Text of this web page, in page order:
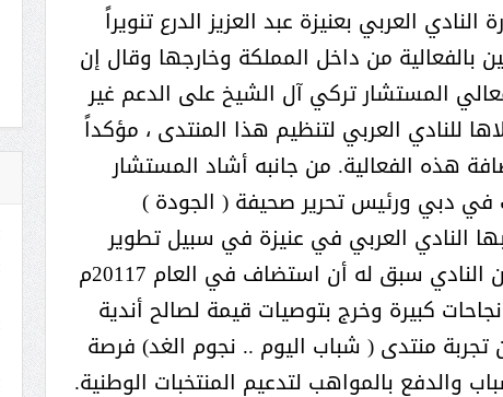
العربي بعنيزة عبد العزيز الدرع تنويراً
بالفعالية من داخل المملكة وخارجها وقال إن
المستشار تركي آل الشيخ على الدعم غير
للنادي العربي لتنظيم هذا المنتدى ، مؤكداً
هذه الفعالية. من جانبه أشاد المستشار
في دبي ورئيس تحرير صحيفة ( الجودة )
النادي العربي في عنيزة في سبيل تطوير
ورفعة الرياضة بالمملكة بجميع المناطق مشيراً إلى أن النادي سبق له أن استضاف في العام 20117م
كبيرة وخرج بتوصيات قيمة لصالح أندية
منتدى ( شباب اليوم .. نجوم الغد) فرصة
والدفع بالمواهب لتدعيم المنتخبات الوطنية.
أ.د. فهد المغلوث ) .. رجل لايعرف
المستحيل ويعشق التحديات
المشيقح تعلن فرسان
النسخة الخامسة